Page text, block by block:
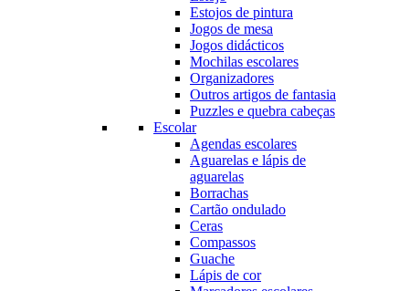
Estojos de pintura
Jogos de mesa
Jogos didácticos
Mochilas escolares
Organizadores
Outros artigos de fantasia
Puzzles e quebra cabeças
Escolar
Agendas escolares
Aguarelas e lápis de
aguarelas
Borrachas
Cartão ondulado
Ceras
Compassos
Guache
Lápis de cor